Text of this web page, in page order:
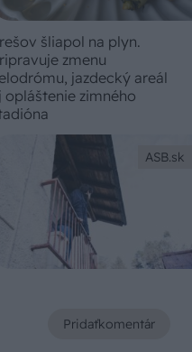
šliapol na plyn.
zmenu
jazdecký areál
opláštenie zimného
ASB.sk
Pridaťkomentár